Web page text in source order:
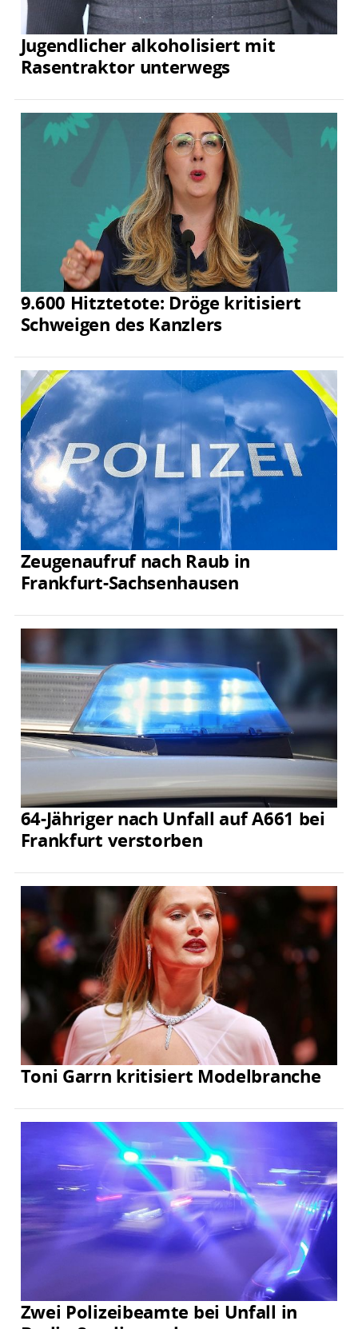
Jugendlicher alkoholisiert mit
Rasentraktor unterwegs
9.600 Hitztetote: Dröge kritisiert
Schweigen des Kanzlers
Zeugenaufruf nach Raub in
Frankfurt-Sachsenhausen
64-Jähriger nach Unfall auf A661 bei
Frankfurt verstorben
Toni Garrn kritisiert Modelbranche
Zwei Polizeibeamte bei Unfall in